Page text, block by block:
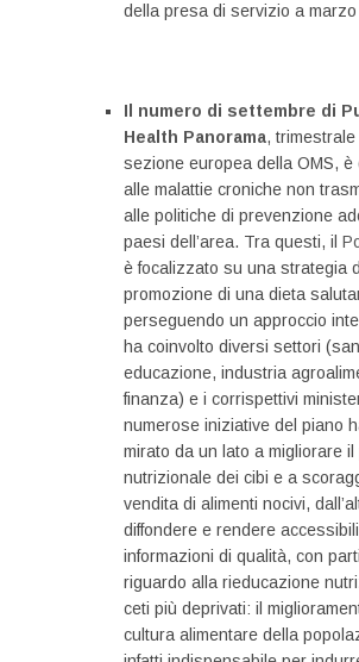
della presa di servizio a
Il numero di settembre di
Health Panorama,
sezione europea della OMS, è
alle malattie croniche non
alle politiche di prevenzione
paesi dell’area. Tra questi, il
è focalizzato su una strategia
promozione di una dieta
perseguendo un approccio
ha coinvolto diversi settori
educazione, industria
finanza) e i corrispettivi
numerose iniziative del piano
mirato da un lato a migliorare il
nutrizionale dei cibi e a
vendita di alimenti nocivi,
diffondere e rendere accessibili
informazioni di qualità, con
riguardo alla rieducazione
ceti più deprivati: il
cultura alimentare della